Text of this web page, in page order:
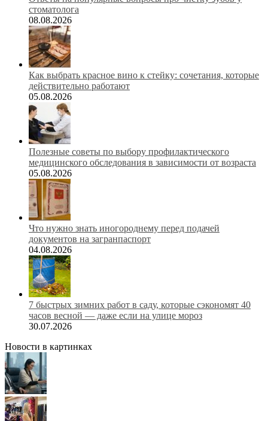
стоматолога
08.08.2026
Как выбрать красное вино к стейку: сочетания, которые
действительно работают
05.08.2026
Полезные советы по выбору профилактического
медицинского обследования в зависимости от возраста
05.08.2026
Что нужно знать иногороднему перед подачей
документов на загранпаспорт
04.08.2026
7 быстрых зимних работ в саду, которые сэкономят 40
часов весной — даже если на улице мороз
30.07.2026
Новости в картинках